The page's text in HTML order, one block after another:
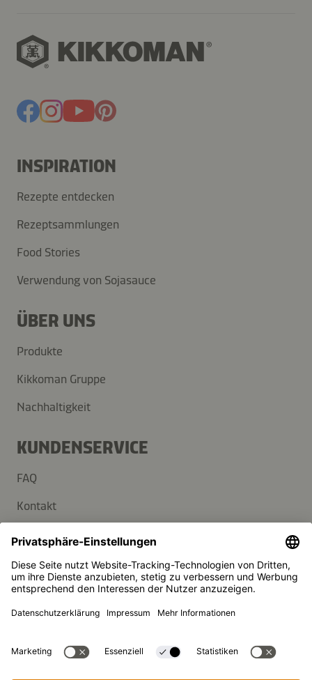
INSPIRATION
Rezepte entdecken
Rezeptsammlungen
Food Stories
Verwendung von Sojasauce
ÜBER UNS
Produkte
Kikkoman Gruppe
Nachhaltigkeit
KUNDENSERVICE
FAQ
Kontakt
Newsletter
Presse
Kikkoman ist ein eingetragenes Warenzeichen der Kikkoman
© Kikkoman Trading Europe GmbH 2023 – 2026
Theodorstraße 180, 40472 Düsseldorf, Germany